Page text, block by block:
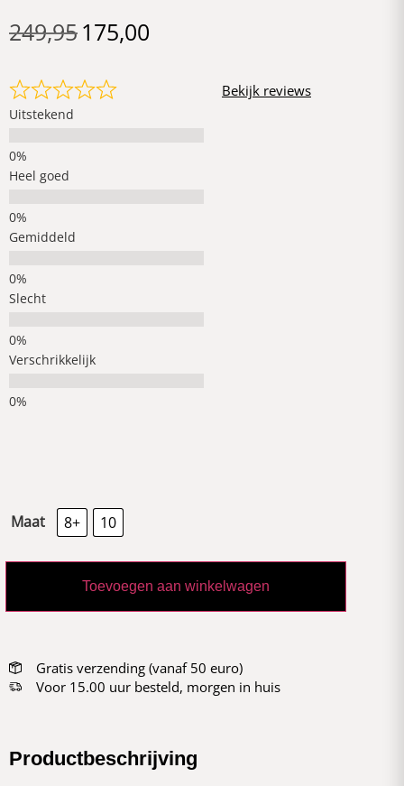
249,95175,00
Uitstekend
Heel goed
Gemiddeld
Slecht
Verschrikkelijk
Bekijk reviews
Maat 8+ 10
Toevoegen aan winkelwagen
Gratis verzending (vanaf 50 euro)
Voor 15.00 uur besteld, morgen in huis
Productbeschrijving